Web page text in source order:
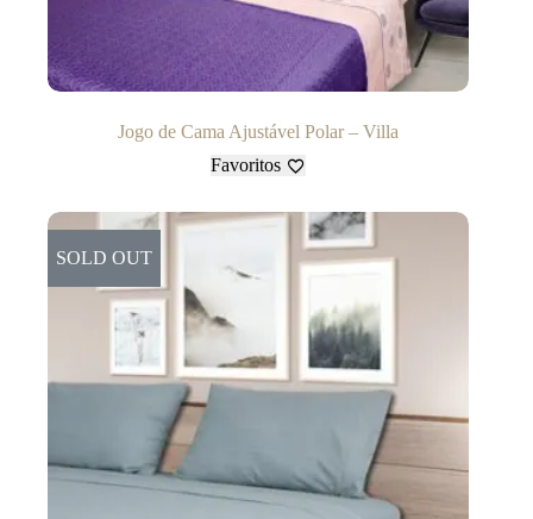
Jogo de Cama Ajustável Polar – Villa
Favoritos
SOLD OUT